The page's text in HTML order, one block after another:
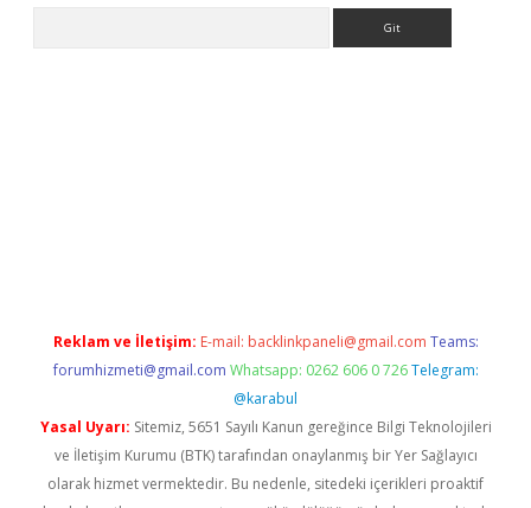
Reklam ve İletişim: E-mail: backlinkpaneli@gmail.com Teams:
forumhizmeti@gmail.com Whatsapp: 0262 606 0 726 Telegram:
@karabul
Yasal Uyarı: Sitemiz, 5651 Sayılı Kanun gereğince Bilgi Teknolojileri
ve İletişim Kurumu (BTK) tarafından onaylanmış bir Yer Sağlayıcı
olarak hizmet vermektedir. Bu nedenle, sitedeki içerikleri proaktif